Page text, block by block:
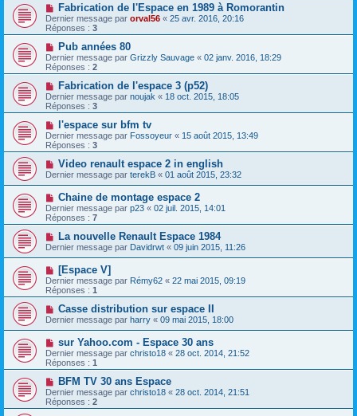
Fabrication de l'Espace en 1989 à Romorantin
Dernier message par orval56 « 25 avr. 2016, 20:16
Réponses : 3
Pub années 80
Dernier message par Grizzly Sauvage « 02 janv. 2016, 18:29
Réponses : 2
Fabrication de l'espace 3 (p52)
Dernier message par noujak « 18 oct. 2015, 18:05
Réponses : 3
l'espace sur bfm tv
Dernier message par Fossoyeur « 15 août 2015, 13:49
Réponses : 3
Video renault espace 2 in english
Dernier message par terekB « 01 août 2015, 23:32
Chaine de montage espace 2
Dernier message par p23 « 02 juil. 2015, 14:01
Réponses : 7
La nouvelle Renault Espace 1984
Dernier message par Davidrwt « 09 juin 2015, 11:26
[Espace V]
Dernier message par Rémy62 « 22 mai 2015, 09:19
Réponses : 1
Casse distribution sur espace II
Dernier message par harry « 09 mai 2015, 18:00
sur Yahoo.com - Espace 30 ans
Dernier message par christo18 « 28 oct. 2014, 21:52
Réponses : 1
BFM TV 30 ans Espace
Dernier message par christo18 « 28 oct. 2014, 21:51
Réponses : 2